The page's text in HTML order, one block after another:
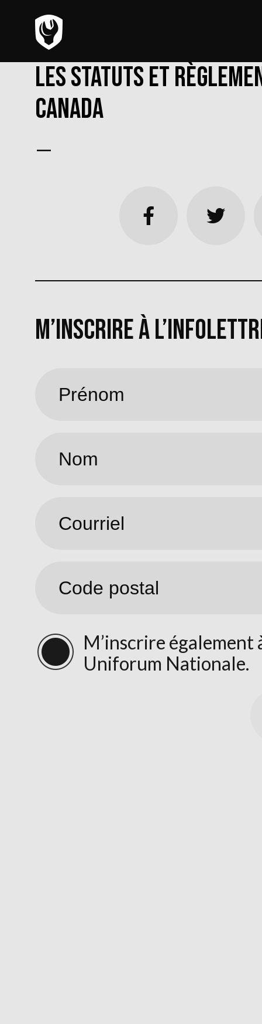
Les statuts et
Canada
—
M’INSCRIRE À
M’inscrire également
Uniforum Nationale.